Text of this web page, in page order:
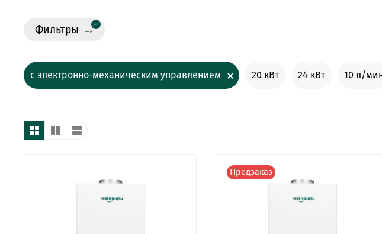
Фильтры
с электронно-механическим управлением 20 кВт 24 кВт 10 л/
Предзаказ